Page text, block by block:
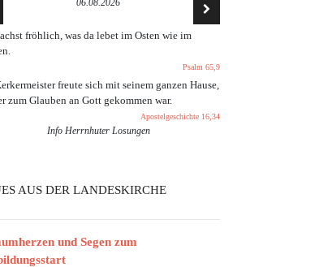
fröhlich, was da lebet im Osten wie im
Psalm 65,9
freute sich mit seinem ganzen Hause,
zum Glauben an Gott gekommen war.
Apostelgeschichte 16,34
Info Herrnhuter Losungen
AUS DER LANDESKIRCHE
und Segen zum